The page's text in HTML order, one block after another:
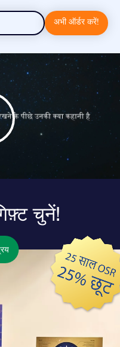
अभी ऑर्डर करें!
चुनें!